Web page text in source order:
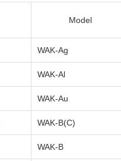
Model
WAK-Ag
WAK-Al
WAK-Au
WAK-B(C)
WAK-B